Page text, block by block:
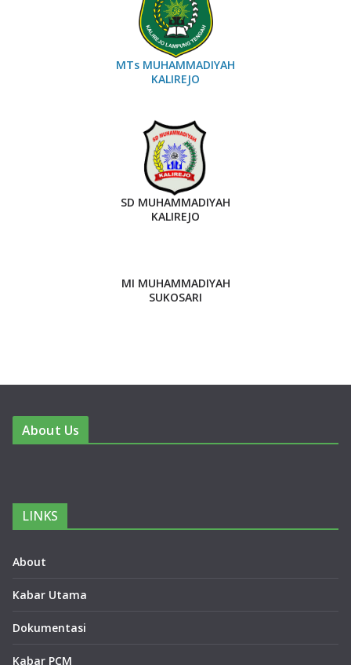
MTs MUHAMMADIYAH
KALIREJO
SD MUHAMMADIYAH
KALIREJO
MI MUHAMMADIYAH
SUKOSARI
About Us
LINKS
About
Kabar Utama
Dokumentasi
Kabar PCM